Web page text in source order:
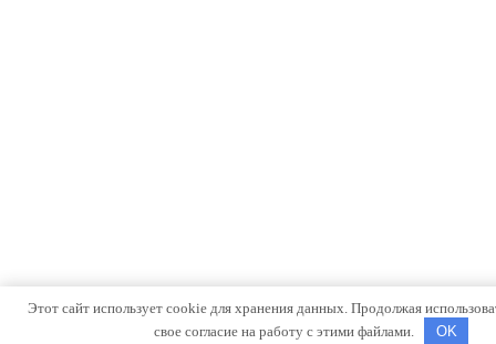
Этот сайт использует cookie для хранения данных. Продолжая
свое согласие на работу с этими файлами.
OK